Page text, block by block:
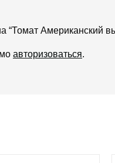
“Томат Американский
авторизоваться.